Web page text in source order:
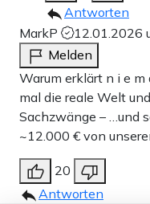
Antworten
MarkP
12.01.2026
Melden
Warum erklärt n i e
mal die reale Welt
Sachzwänge – …und
~12.000 € von
20
Antworten